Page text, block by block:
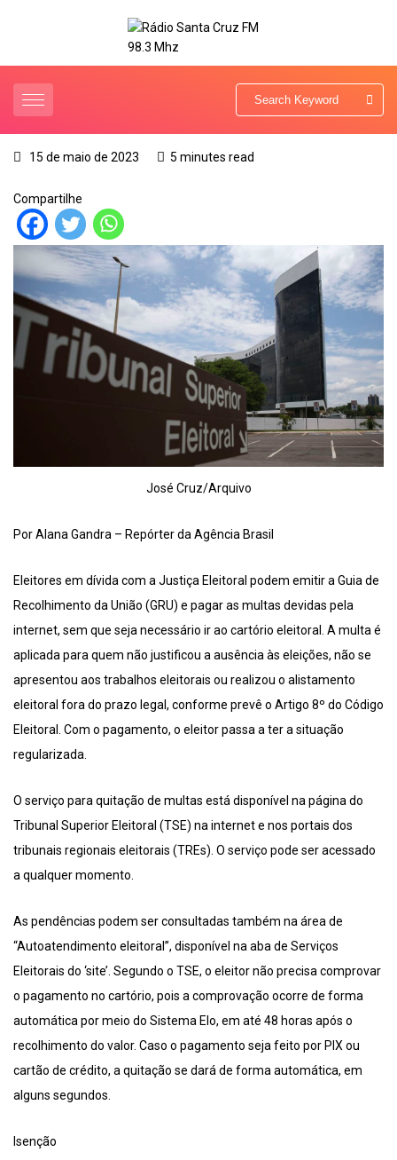
15 de maio de 2023 5 minutes read
Compartilhe
José Cruz/Arquivo
Por Alana Gandra – Repórter da Agência Brasil
Eleitores em dívida com a Justiça Eleitoral podem emitir a Guia de
Recolhimento da União (GRU) e pagar as multas devidas pela
internet, sem que seja necessário ir ao cartório eleitoral. A multa é
aplicada para quem não justificou a ausência às eleições, não se
apresentou aos trabalhos eleitorais ou realizou o alistamento
eleitoral fora do prazo legal, conforme prevê o Artigo 8º do Código
Eleitoral. Com o pagamento, o eleitor passa a ter a situação
regularizada.
O serviço para quitação de multas está disponível na página do
Tribunal Superior Eleitoral (TSE) na internet e nos portais dos
tribunais regionais eleitorais (TREs). O serviço pode ser acessado
a qualquer momento.
As pendências podem ser consultadas também na área de
“Autoatendimento eleitoral”, disponível na aba de Serviços
Eleitorais do ‘site’. Segundo o TSE, o eleitor não precisa comprovar
o pagamento no cartório, pois a comprovação ocorre de forma
automática por meio do Sistema Elo, em até 48 horas após o
recolhimento do valor. Caso o pagamento seja feito por PIX ou
cartão de crédito, a quitação se dará de forma automática, em
alguns segundos.
Isenção